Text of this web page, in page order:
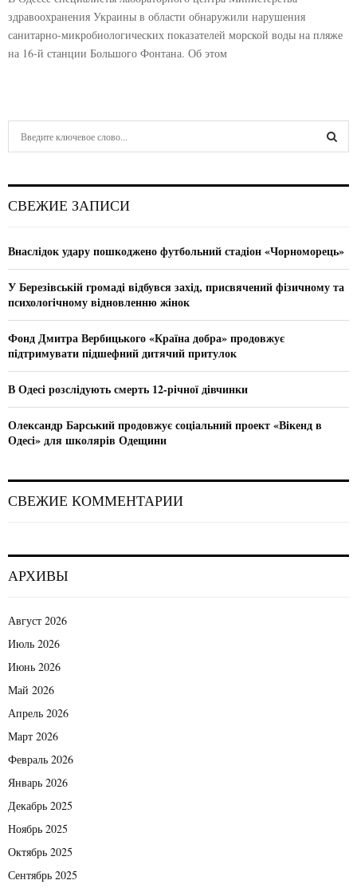
здравоохранения Украины в области обнаружили нарушения
санитарно-микробиологических показателей морской воды на пляже
на 16-й станции Большого Фонтана. Об этом
h
o
C
СВЕЖИЕ ЗАПИСИ
Внаслідок удару пошкоджено футбольний стадіон «Чорноморець»
У Березівській громаді відбувся захід, присвячений фізичному та
психологічному відновленню жінок
Фонд Дмитра Вербицького «Країна добра» продовжує
підтримувати підшефний дитячий притулок
В Одесі розслідують смерть 12-річної дівчинки
Олександр Барський продовжує соціальний проект «Вікенд в
Одесі» для школярів Одещини
СВЕЖИЕ КОММЕНТАРИИ
АРХИВЫ
Август 2026
Июль 2026
Июнь 2026
Май 2026
Апрель 2026
Март 2026
Февраль 2026
Январь 2026
Декабрь 2025
Ноябрь 2025
Октябрь 2025
Сентябрь 2025